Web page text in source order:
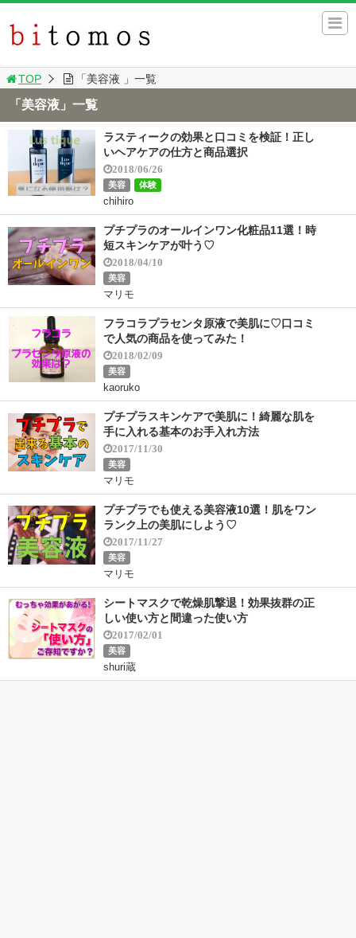
TOP 「美容液 」一覧
「美容液」一覧
ラスティークの効果と口コミを検証！正し
いヘアケアの仕方と商品選択
2018/06/26
美容 体験
chihiro
プチプラのオールインワン化粧品11選！時
短スキンケアが叶う♡
2018/04/10
美容
マリモ
フラコラプラセンタ原液で美肌に♡口コミ
で人気の商品を使ってみた！
2018/02/09
美容
kaoruko
プチプラスキンケアで美肌に！綺麗な肌を
手に入れる基本のお手入れ方法
2017/11/30
美容
マリモ
プチプラでも使える美容液10選！肌をワン
ランク上の美肌にしよう♡
2017/11/27
美容
マリモ
シートマスクで乾燥肌撃退！効果抜群の正
しい使い方と間違った使い方
2017/02/01
美容
shuri蔵